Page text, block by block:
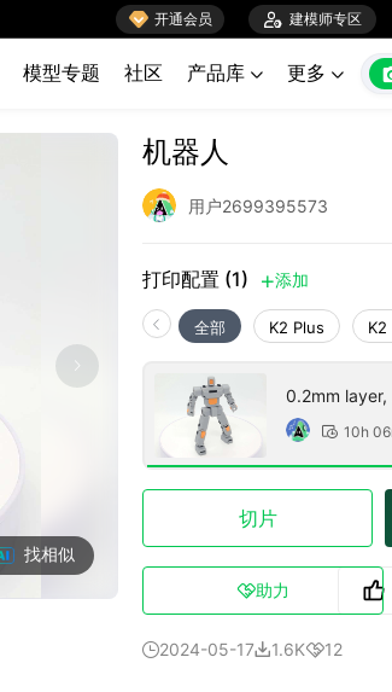
 开通会员  建模师专区
模型专题 社区 产品库  更多 
找相似
机器人
用户2699395573
打印配置 (1) 添加
全部 K2 Plus K2
0.2mm layer,
 10h
切片
助力
2024-05-171.6K12